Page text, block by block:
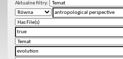
Aktualne filtry: